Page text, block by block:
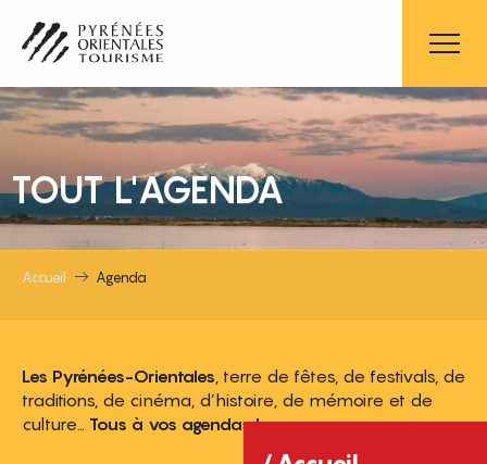
contenu
principal
TOUT L'AGENDA
Accueil Agenda
Les Pyrénées-Orientales , terre de fêtes, de festivals, de
traditions, de cinéma, d’histoire, de mémoire et de
culture… Tous à vos agendas !